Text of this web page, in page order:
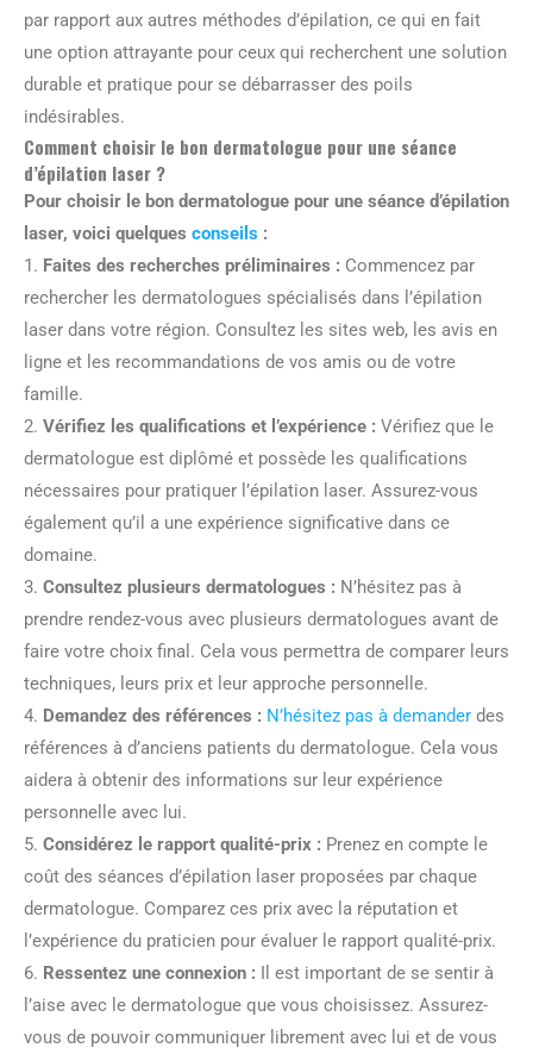
par rapport aux autres méthodes d’épilation, ce qui en fait
une option attrayante pour ceux qui recherchent une solution
durable et pratique pour se débarrasser des poils
indésirables.
Comment choisir le bon dermatologue pour une séance
d’épilation laser ?
Pour choisir le bon dermatologue pour une séance d’épilation
laser, voici quelques conseils :
1. Faites des recherches préliminaires : Commencez par
rechercher les dermatologues spécialisés dans l’épilation
laser dans votre région. Consultez les sites web, les avis en
ligne et les recommandations de vos amis ou de votre
famille.
2. Vérifiez les qualifications et l’expérience : Vérifiez que le
dermatologue est diplômé et possède les qualifications
nécessaires pour pratiquer l’épilation laser. Assurez-vous
également qu’il a une expérience significative dans ce
domaine.
3. Consultez plusieurs dermatologues : N’hésitez pas à
prendre rendez-vous avec plusieurs dermatologues avant de
faire votre choix final. Cela vous permettra de comparer leurs
techniques, leurs prix et leur approche personnelle.
4. Demandez des références : N’hésitez pas à demander des
références à d’anciens patients du dermatologue. Cela vous
aidera à obtenir des informations sur leur expérience
personnelle avec lui.
5. Considérez le rapport qualité-prix : Prenez en compte le
coût des séances d’épilation laser proposées par chaque
dermatologue. Comparez ces prix avec la réputation et
l’expérience du praticien pour évaluer le rapport qualité-prix.
6. Ressentez une connexion : Il est important de se sentir à
l’aise avec le dermatologue que vous choisissez. Assurez-
vous de pouvoir communiquer librement avec lui et de vous